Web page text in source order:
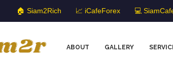
🏠 Siam2Rich 📈 iCafeForex 💻
ABOUT GALLERY